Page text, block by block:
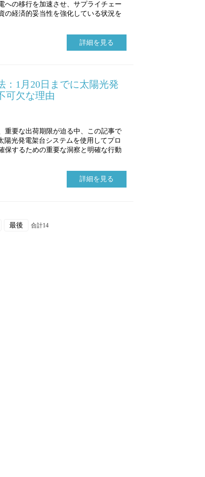
への移行を加速させ、サプライチェー
の経済的妥当性を強化している状況を
詳細を見る
：1月20日までに太陽光発
可欠な理由
重要な出荷期限が迫る中、この記事で
陽光発電架台システムを使用してプロ
保するための重要な洞察と明確な行動
詳細を見る
最後 合計14